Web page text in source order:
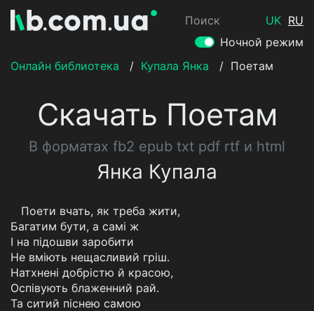
Поиск UK RU
Ночной режим
Онлайн библиотека
/ Купала Янка / Поетам
Скачать Поетам
В форматах fb2 epub txt pdf rtf и html
Янка Купала
Поети вчать, як треба жити,
Багатим бути, а самі ж
І на підошви заробити
Не вміють нещасливий гріш.
Натхнені добрістю й красою,
Оспівують блаженний рай.
Та ситий піснею самою